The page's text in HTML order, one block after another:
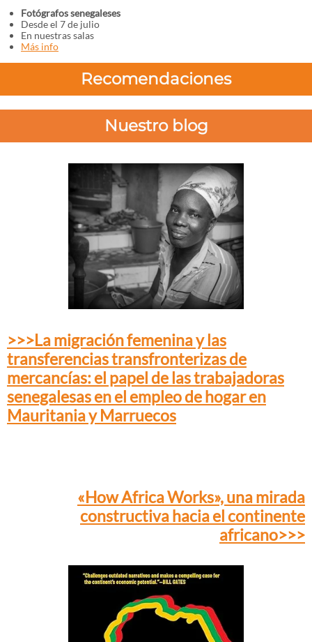
Fotógrafos senegaleses
Desde el 7 de julio
En nuestras salas
Más info
Recomendaciones
Nuestro blog
>>>La migración femenina y las
transferencias transfronterizas de
mercancías: el papel de las trabajadoras
senegalesas en el empleo de hogar en
Mauritania y Marruecos
«How Africa Works», una mirada
constructiva hacia el continente
africano>>>